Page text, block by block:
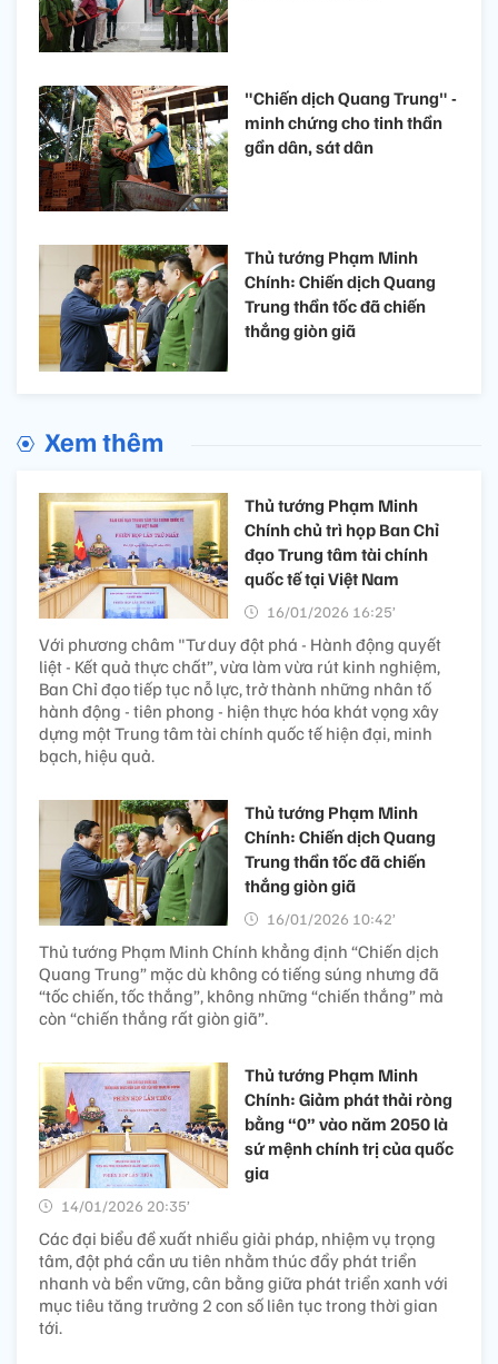
"Chiến dịch Quang Trung" -
minh chứng cho tinh thần
gần dân, sát dân
Thủ tướng Phạm Minh
Chính: Chiến dịch Quang
Trung thần tốc đã chiến
thắng giòn giã
Xem thêm
Thủ tướng Phạm Minh
Chính chủ trì họp Ban Chỉ
đạo Trung tâm tài chính
quốc tế tại Việt Nam
16/01/2026 16:25’
Với phương châm "Tư duy đột phá - Hành động quyết
liệt - Kết quả thực chất”, vừa làm vừa rút kinh nghiệm,
Ban Chỉ đạo tiếp tục nỗ lực, trở thành những nhân tố
hành động - tiên phong - hiện thực hóa khát vọng xây
dựng một Trung tâm tài chính quốc tế hiện đại, minh
bạch, hiệu quả.
Thủ tướng Phạm Minh
Chính: Chiến dịch Quang
Trung thần tốc đã chiến
thắng giòn giã
16/01/2026 10:42’
Thủ tướng Phạm Minh Chính khẳng định “Chiến dịch
Quang Trung” mặc dù không có tiếng súng nhưng đã
“tốc chiến, tốc thắng”, không những “chiến thắng” mà
còn “chiến thắng rất giòn giã”.
Thủ tướng Phạm Minh
Chính: Giảm phát thải ròng
bằng “0” vào năm 2050 là
sứ mệnh chính trị của quốc
gia
14/01/2026 20:35’
Các đại biểu đề xuất nhiều giải pháp, nhiệm vụ trọng
tâm, đột phá cần ưu tiên nhằm thúc đẩy phát triển
nhanh và bền vững, cân bằng giữa phát triển xanh với
mục tiêu tăng trưởng 2 con số liên tục trong thời gian
tới.